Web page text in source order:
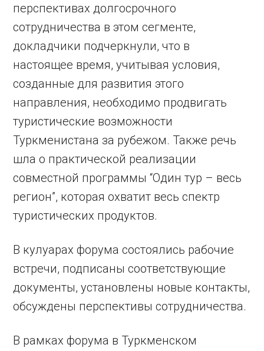
перспективах долгосрочного
сотрудничества в этом сегменте,
докладчики подчеркнули, что в
настоящее время, учитывая условия,
созданные для развития этого
направления, необходимо продвигать
туристические возможности
Туркменистана за рубежом. Также речь
шла о практической реализации
совместной программы “Один тур – весь
регион”, которая охватит весь спектр
туристических продуктов.
В кулуарах форума состоялись рабочие
встречи, подписаны соответствующие
документы, установлены новые контакты,
обсуждены перспективы сотрудничества.
В рамках форума в Туркменском